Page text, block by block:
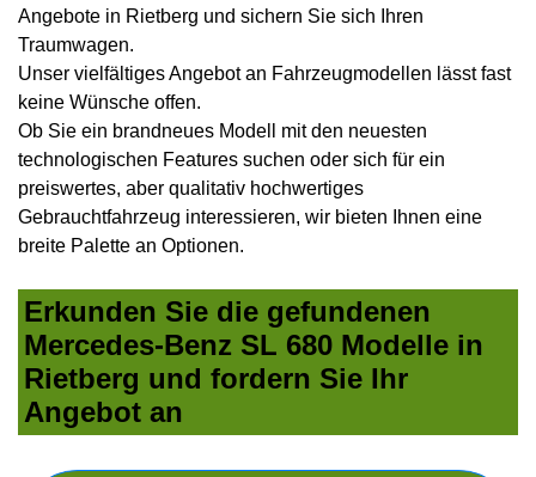
Angebote in Rietberg und sichern Sie sich Ihren
Traumwagen.
Unser vielfältiges Angebot an Fahrzeugmodellen lässt fast
keine Wünsche offen.
Ob Sie ein brandneues Modell mit den neuesten
technologischen Features suchen oder sich für ein
preiswertes, aber qualitativ hochwertiges
Gebrauchtfahrzeug interessieren, wir bieten Ihnen eine
breite Palette an Optionen.
Erkunden Sie die gefundenen
Mercedes-Benz SL 680 Modelle in
Rietberg und fordern Sie Ihr
Angebot an